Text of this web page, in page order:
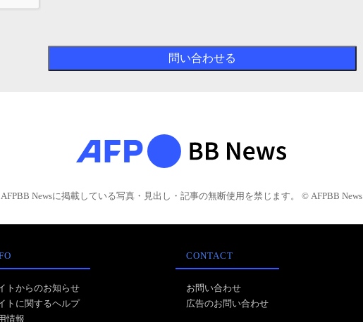
AFPBB Newsに掲載している写真・見出し・記事の無断使用を禁じます。 © AFPBB News
トからのお知らせ
トに関するヘルプ
情報
CONTACT
お問い合わせ
広告のお問い合わせ